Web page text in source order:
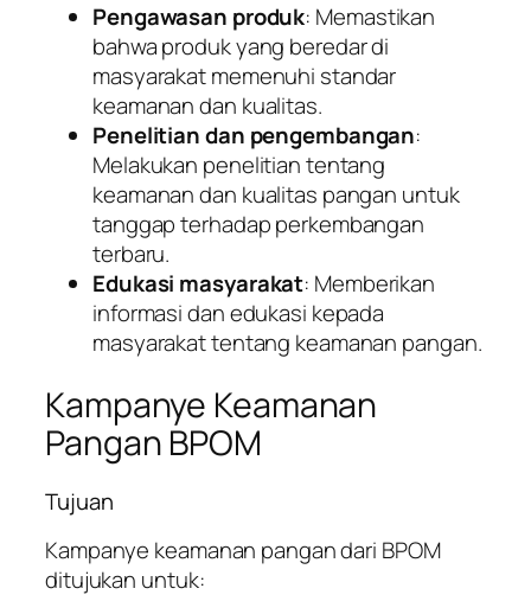
Pengawasan produk: Memastikan
bahwa produk yang beredar di
masyarakat memenuhi standar
keamanan dan kualitas.
Penelitian dan pengembangan:
Melakukan penelitian tentang
keamanan dan kualitas pangan untuk
tanggap terhadap perkembangan
terbaru.
Edukasi masyarakat: Memberikan
informasi dan edukasi kepada
masyarakat tentang keamanan pangan.
Kampanye Keamanan
Pangan BPOM
Tujuan
Kampanye keamanan pangan dari BPOM
ditujukan untuk: